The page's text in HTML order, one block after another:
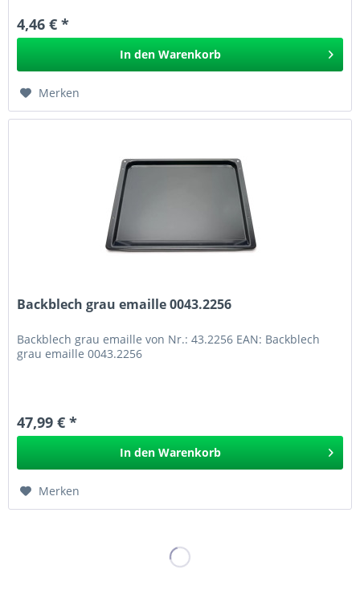
4,46 € *
In den Warenkorb
Merken
Backblech grau emaille 0043.2256
Backblech grau emaille von Nr.: 43.2256 EAN: Backblech
grau emaille 0043.2256
47,99 € *
In den Warenkorb
Merken